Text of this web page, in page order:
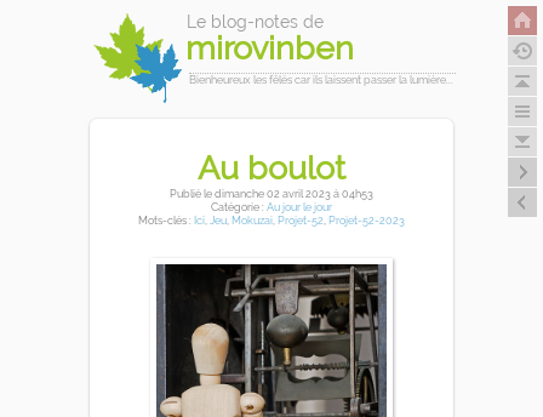
Le blog-notes de
mirovinben
Bienheureux les fêlés car ils laissent passer la lumière...
Au boulot
Publiéle dimanche 02 avril 2023à 04h53
Catégorie : Au jour le jour
Mots-clés : Ici Jeu Mokuzai Projet-52 Projet-52-2023